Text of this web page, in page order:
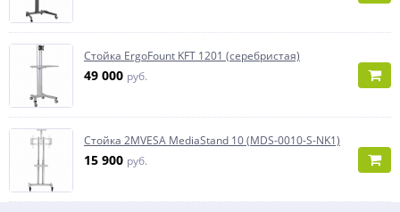
Стойка ErgoFount KFT 1201 (серебристая)
49 000 руб.
Стойка 2MVESA MediaStand 10 (MDS-0010-S-NK1)
15 900 руб.